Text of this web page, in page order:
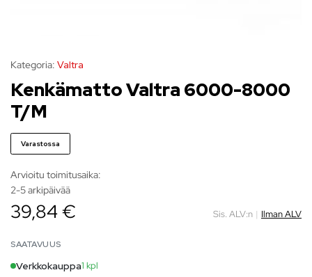
Kategoria: Valtra
Kenkämatto Valtra 6000-8000
T/M
Varastossa
Arvioitu toimitusaika:
2-5 arkipäivää
39,84 € Sis. ALV:n | Ilman ALV
SAATAVUUS
Verkkokauppa1 kpl